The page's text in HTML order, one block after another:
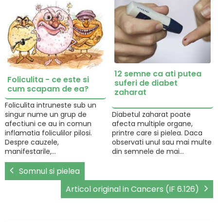
Foliculita - ce este si
cum scapam de ea?
Foliculita intruneste sub un
singur nume un grup de
afectiuni ce au in comun
inflamatia foliculilor pilosi.
Despre cauzele,
manifestarile,…
12 semne ca ati putea
suferi de diabet
zaharat
Diabetul zaharat poate
afecta multiple organe,
printre care si pielea. Daca
observati unul sau mai multe
din semnele de mai…
Somnul si pielea
Articol original in Cancers (IF 6.126)